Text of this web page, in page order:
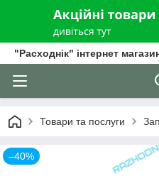
"Расходнік" інтернет
Товари та послуги
–40%